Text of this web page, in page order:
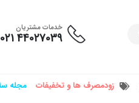
خدمات مشتریان
44027039 021
زودمصرف ها و تخفیفات مجله